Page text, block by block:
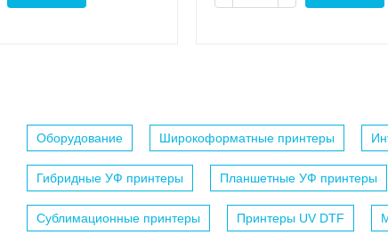
Оборудование Широкоформатные принтеры
Гибридные УФ принтеры Планшетные УФ принтеры
Сублимационные принтеры Принтеры UV DTF